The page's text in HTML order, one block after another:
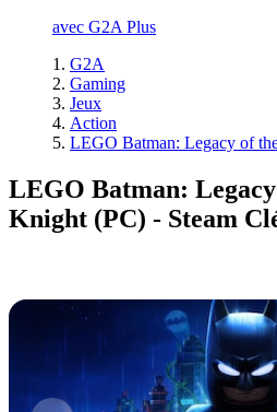
avec G2A Plus
G2A
Gaming
Jeux
Action
LEGO Batman: Legacy of
LEGO Batman:
Knight (PC) - Steam